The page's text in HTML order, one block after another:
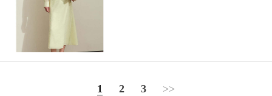
1 2 3 >>